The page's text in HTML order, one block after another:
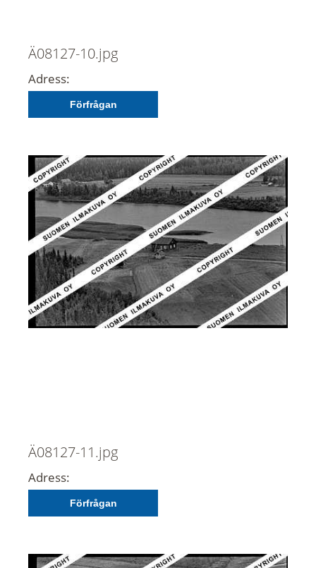
Ä08127-10.jpg
Adress:
Förfrågan
Ä08127-11.jpg
Adress:
Förfrågan